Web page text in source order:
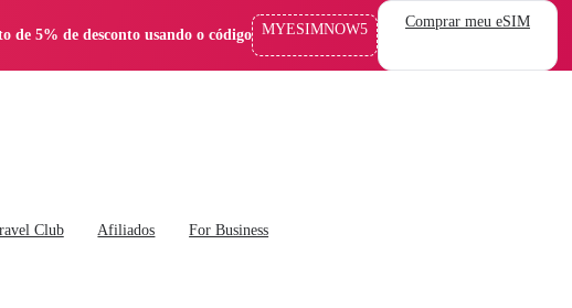
de 5% de desconto usando o código MYESIMNOW5 Comprar meu eSIM
Club Afiliados For Business